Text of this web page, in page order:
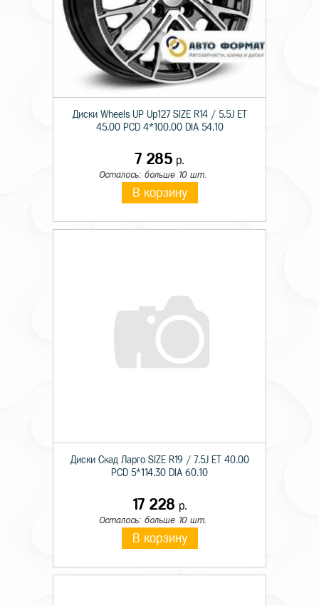
Диски Wheels UP Up127 SIZE R14 / 5.5J ET
45.00 PCD 4*100.00 DIA 54.10
7 285 р.
Осталось: больше 10 шт.
В корзину
Диски Скад Ларго SIZE R19 / 7.5J ET 40.00
PCD 5*114.30 DIA 60.10
17 228 р.
Осталось: больше 10 шт.
В корзину